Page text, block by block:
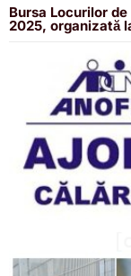
Bursa Locurilor
2025, organizată